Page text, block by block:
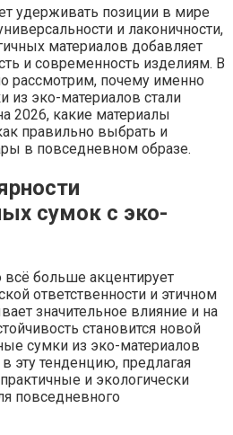
удерживать позиции в мире
и лаконичности,
материалов добавляет
и современность изделиям. В
рассмотрим, почему именно
из эко-материалов стали
2026, какие материалы
правильно выбрать и
в повседневном образе.
сумок с эко-
больше акцентирует
ответственности и этичном
значительное влияние и на
становится новой
сумки из эко-материалов
эту тенденцию, предлагая
и экологически
повседневного